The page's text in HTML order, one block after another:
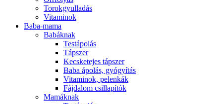
Torokgyulladás
Vitaminok
Baba-mama
Babáknak
Testápolás
Tápszer
Kecsketejes tápszer
Baba ápolás, gyógyítás
Vitaminok, pelenkák
Fájdalom csillapítók
Mamáknak